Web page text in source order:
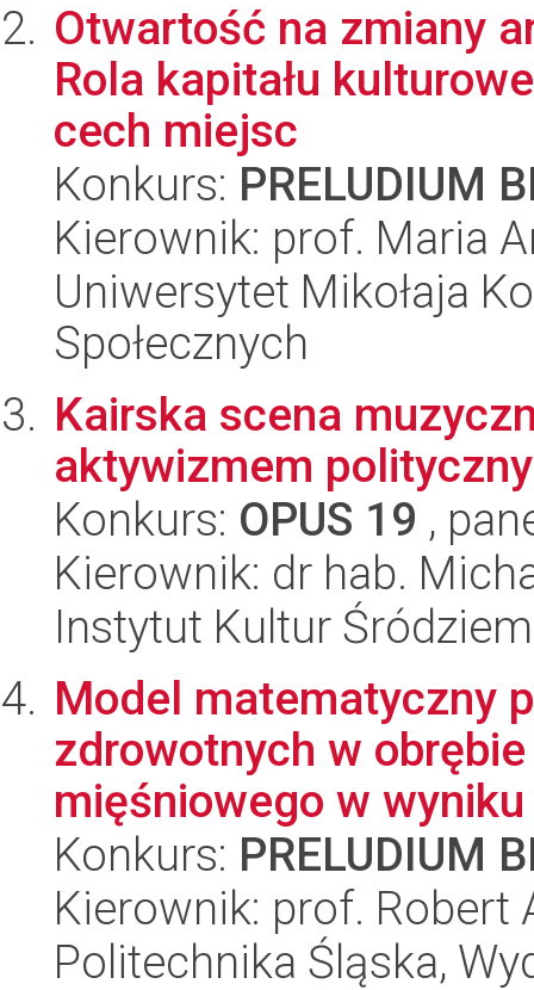
Otwartość na zmiany
Rola kapitału
cech miejsc
Konkurs: PRELUDIUM
Kierownik: prof. Maria
Uniwersytet Mikołaja
Społecznych
Kairska scena
aktywizmem
Konkurs: OPUS 19 ,
Kierownik: dr hab.
Instytut Kultur
Model matematyczny
zdrowotnych w
mięśniowego w
Konkurs: PRELUDIUM
Kierownik: prof. Robert
Politechnika Śląska,